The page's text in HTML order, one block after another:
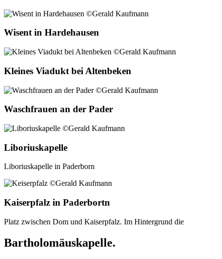
Wisent in Hardehausen
Kleines Viadukt bei Altenbeken
Waschfrauen an der Pader
Liboriuskapelle
Liboriuskapelle in Paderborn
Kaiserpfalz in Paderbortn
Platz zwischen Dom und Kaiserpfalz. Im Hintergrund die
Bartholomäuskapelle.